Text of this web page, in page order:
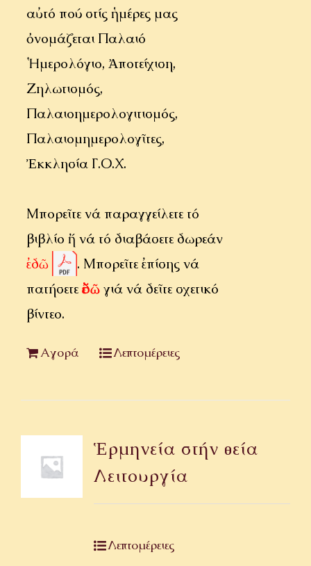
αὐτό πού στίς ἡμέρες μας
ὀνομάζεται Παλαιό
Ἡμερολόγιο, Ἀποτείχιση,
Ζηλωτισμός,
Παλαιοημερολογιτισμός,
Παλαιομημερολογῖτες,
Ἐκκλησία Γ.Ο.Χ.
Μπορεῖτε νά παραγγείλετε τό
βιβλίο ἤ νά τό διαβάσετε δωρεάν
ἐδῶ
. Μπορεῖτε ἐπίσης νά
πατήσετεἐδῶγιά νά δεῖτε σχετικό
βίντεο.
Αγορά Λεπτομέρειες
Ἑρμηνεία στήν θεία
Λειτουργία
Λεπτομέρειες